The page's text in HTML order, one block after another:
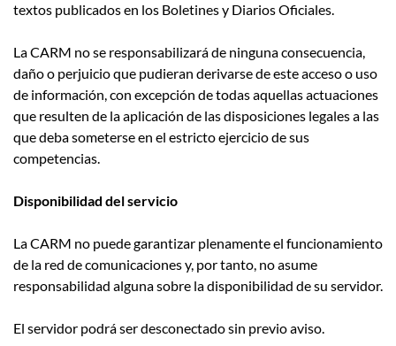
textos publicados en los Boletines y Diarios Oficiales.
La CARM no se responsabilizará de ninguna consecuencia,
daño o perjuicio que pudieran derivarse de este acceso o uso
de información, con excepción de todas aquellas actuaciones
que resulten de la aplicación de las disposiciones legales a las
que deba someterse en el estricto ejercicio de sus
competencias.
Disponibilidad del servicio
La CARM no puede garantizar plenamente el funcionamiento
de la red de comunicaciones y, por tanto, no asume
responsabilidad alguna sobre la disponibilidad de su servidor.
El servidor podrá ser desconectado sin previo aviso.